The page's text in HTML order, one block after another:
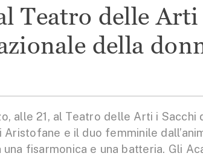
Teatro delle
della
alle 21, al Teatro delle Arti i Sacchi
e il duo femminile
fisarmonica e una batteria. Gli